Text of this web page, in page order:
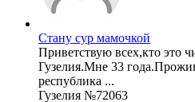
Стану сур мамочкой
Приветствую всех,кто это
Гузелия.Мне 33
республика ...
Гузелия №72063